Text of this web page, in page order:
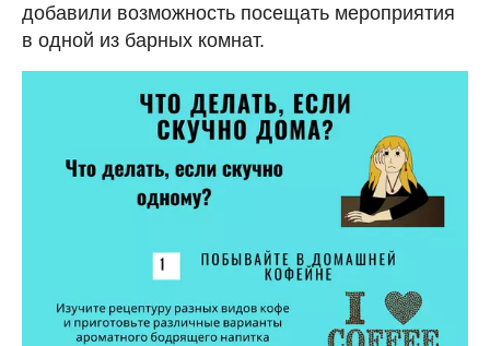
добавили возможность посещать мероприятия
в одной из барных комнат.